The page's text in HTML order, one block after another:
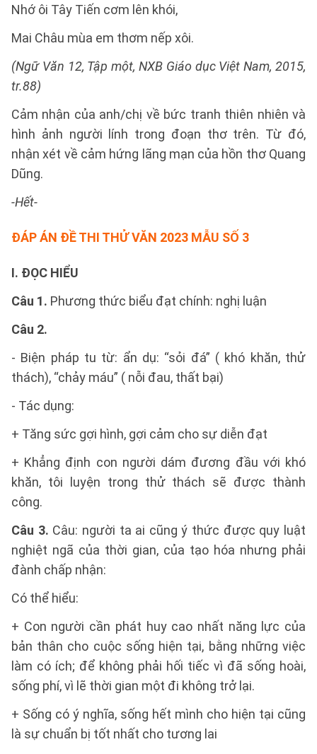
Nhớ ôi Tây Tiến cơm lên khói,
Mai Châu mùa em thơm nếp xôi.
(Ngữ Văn 12, Tập một, NXB Giáo dục Việt Nam, 2015,
tr.88)
Cảm nhận của anh/chị về bức tranh thiên nhiên và
hình ảnh người lính trong đoạn thơ trên. Từ đó,
nhận xét về cảm hứng lãng mạn của hồn thơ Quang
Dũng.
-Hết-
ĐÁP ÁN ĐỀ THI THỬ VĂN 2023 MẪU SỐ 3
I. ĐỌC HIỂU
Câu 1. Phương thức biểu đạt chính: nghị luận
Câu 2.
- Biện pháp tu từ: ẩn dụ: “sỏi đá” ( khó khăn, thử
thách), “chảy máu” ( nỗi đau, thất bại)
- Tác dụng:
+ Tăng sức gợi hình, gợi cảm cho sự diễn đạt
+ Khẳng định con người dám đương đầu với khó
khăn, tôi luyện trong thử thách sẽ được thành
công.
Câu 3. Câu: người ta ai cũng ý thức được quy luật
nghiệt ngã của thời gian, của tạo hóa nhưng phải
đành chấp nhận:
Có thể hiểu:
+ Con người cần phát huy cao nhất năng lực của
bản thân cho cuộc sống hiện tại, bằng những việc
làm có ích; để không phải hối tiếc vì đã sống hoài,
sống phí, vì lẽ thời gian một đi không trở lại.
+ Sống có ý nghĩa, sống hết mình cho hiện tại cũng
là sự chuẩn bị tốt nhất cho tương lai